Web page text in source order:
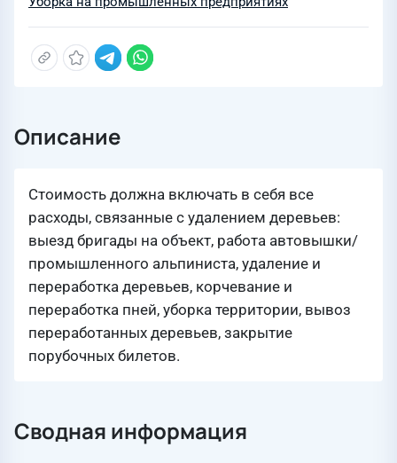
Описание
Стоимость должна включать в себя все
расходы, связанные с удалением деревьев:
выезд бригады на объект, работа автовышки/
промышленного альпиниста, удаление и
переработка деревьев, корчевание и
переработка пней, уборка территории, вывоз
переработанных деревьев, закрытие
порубочных билетов.
Сводная информация